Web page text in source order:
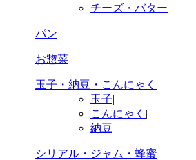
チーズ・バター
パン
お惣菜
玉子・納豆・こんにゃく
玉子|
こんにゃく |
納豆
シリアル・ジャム・蜂蜜